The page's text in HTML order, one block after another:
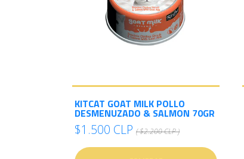
KITCAT GOAT MILK POLLO
DESMENUZADO & SALMON 70GR
$1.500 CLP ( $2.200 CLP )